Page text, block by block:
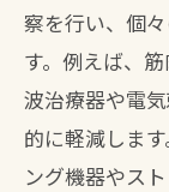
察を行い、個
す。例えば、
波治療器や電
的に軽減しま
ング機器やス